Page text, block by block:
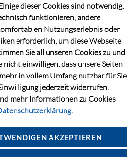
AG
dieser Cookies sind notwendig,
funktionieren, andere
Nutzungserlebnis oder
erforderlich, um diese Webseite
Sie all unseren Cookies zu und
nicht einwilligen, dass unsere Seiten
in vollem Umfang nutzbar für Sie
jederzeit widerrufen.
mehr Informationen zu Cookies
.
AKZEPTIEREN